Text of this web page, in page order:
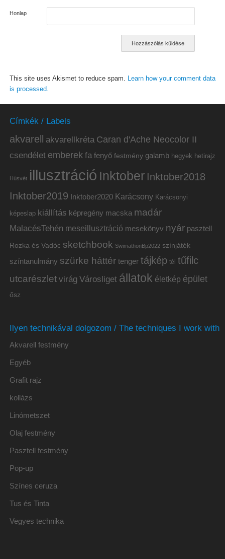
Honlap
This site uses Akismet to reduce spam. Learn how your comment data
is processed.
Címkék / Labels
akvarell akvarellkréta Caran d'Ache Neocolor II
csendélet emberek fa fenyő festmény galamb hegyek hetirajz
Húsvét illusztráció Inktober Inktober2018
Inktober2019 Inktober2020 Karácsony Karácsonyi
képeslap kiállítás képregény macska madár
MalacésTehén meseillusztráció mesekönyv nyár pasztell
Rozka és Vadóc sketchbook SwimathonBp2022 színjáték
színtanulmány szürke háttér tenger tájkép tél tűfilc
utcarészlet virág Városliget állatok életkép épület
ősz
Ilyen technikával dolgozom / The techniques I work with
Akvarell festmény
Egyéb
Grafit rajz
kollázs
Linómetszet
Olaj festmény
Pasztell festmény
Pop-up
Színes ceruza
Tus és Tinta
Vegyes technika